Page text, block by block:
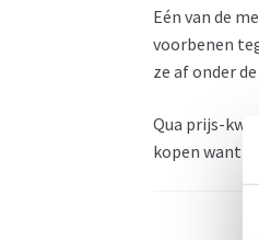
Eén van de
voorbenen
ze af onder
Qua prijs-
kopen want